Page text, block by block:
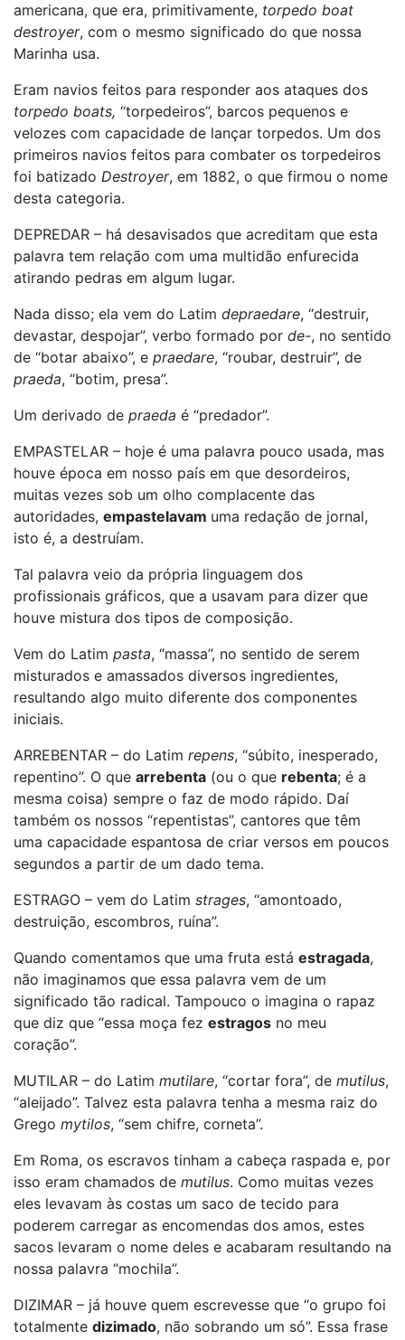
americana, que era, primitivamente, torpedo boat
destroyer, com o mesmo significado do que nossa
Marinha usa.
Eram navios feitos para responder aos ataques dos
torpedo boats, “torpedeiros”, barcos pequenos e
velozes com capacidade de lançar torpedos. Um dos
primeiros navios feitos para combater os torpedeiros
foi batizado Destroyer, em 1882, o que firmou o nome
desta categoria.
DEPREDAR – há desavisados que acreditam que esta
palavra tem relação com uma multidão enfurecida
atirando pedras em algum lugar.
Nada disso; ela vem do Latim depraedare, “destruir,
devastar, despojar”, verbo formado por de-, no sentido
de “botar abaixo”, e praedare, “roubar, destruir”, de
praeda, “botim, presa”.
Um derivado de praeda é “predador”.
EMPASTELAR – hoje é uma palavra pouco usada, mas
houve época em nosso país em que desordeiros,
muitas vezes sob um olho complacente das
autoridades, empastelavam uma redação de jornal,
isto é, a destruíam.
Tal palavra veio da própria linguagem dos
profissionais gráficos, que a usavam para dizer que
houve mistura dos tipos de composição.
Vem do Latim pasta, “massa”, no sentido de serem
misturados e amassados diversos ingredientes,
resultando algo muito diferente dos componentes
iniciais.
ARREBENTAR – do Latim repens, “súbito, inesperado,
repentino”. O que arrebenta (ou o que rebenta; é a
mesma coisa) sempre o faz de modo rápido. Daí
também os nossos “repentistas”, cantores que têm
uma capacidade espantosa de criar versos em poucos
segundos a partir de um dado tema.
ESTRAGO – vem do Latim strages, “amontoado,
destruição, escombros, ruína”.
Quando comentamos que uma fruta está estragada,
não imaginamos que essa palavra vem de um
significado tão radical. Tampouco o imagina o rapaz
que diz que “essa moça fez estragos no meu
coração”.
MUTILAR – do Latim mutilare, “cortar fora”, de mutilus,
“aleijado”. Talvez esta palavra tenha a mesma raiz do
Grego mytilos, “sem chifre, corneta”.
Em Roma, os escravos tinham a cabeça raspada e, por
isso eram chamados de mutilus. Como muitas vezes
eles levavam às costas um saco de tecido para
poderem carregar as encomendas dos amos, estes
sacos levaram o nome deles e acabaram resultando na
nossa palavra “mochila”.
DIZIMAR – já houve quem escrevesse que “o grupo foi
totalmente dizimado, não sobrando um só”. Essa frase